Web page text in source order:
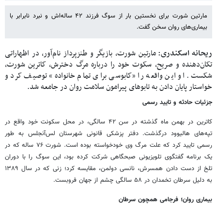
مارتین شورت برای نخستین بار از سوگ فرزند ۴۲ ساله‌اش و نبرد نابرابر با
بیماری‌های روان سخن گفت.
ریحانه اسکندری:مارتین شورت، بازیگر و طنزپرداز نام‌آور، در اظهاراتی
تکان‌دهنده و صریح، سکوت خود را درباره مرگ دخترش، کاترین شورت،
شکست. او این واقعه را «کابوسی برای تمام خانواده» توصیف کرد و
خواستار پایان دادن به تابوهای پیرامون سلامت روان در جامعه شد.
جزئیات حادثه و تایید رسمی
کاترین در بهمن ماه گذشته در سن ۴۲ سالگی، در محل سکونت خود واقع در
تپه‌های هالیوود درگذشت. دفتر پزشکی قانونی شهرستان لس‌آنجلس به طور
رسمی تایید کرد که علت مرگ وی خودخواسته بوده است. شورت ۷۶ ساله که در
یک برنامه گفتگوی تلویزیونی صبحگاهی شرکت کرده بود، این سوگ را با دوران
تلخ از دست دادن همسرش، نانسی دولمن، مقایسه کرد؛ زنی که در سال ۱۳۸۹
به دلیل سرطان تخمدان در ۵۸ سالگی چشم از جهان فروبست.
بیماری روان؛ فرجامی همچون سرطان